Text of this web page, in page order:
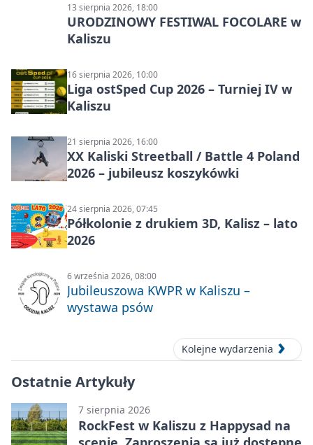
13 sierpnia 2026, 18:00
URODZINOWY FESTIWAL FOCOLARE w
Kaliszu
16 sierpnia 2026, 10:00
Liga ostSped Cup 2026 – Turniej IV w
Kaliszu
21 sierpnia 2026, 16:00
XX Kaliski Streetball / Battle 4 Poland
2026 – jubileusz koszykówki
24 sierpnia 2026, 07:45
Półkolonie z drukiem 3D, Kalisz – lato
2026
6 września 2026, 08:00
Jubileuszowa KWPR w Kaliszu –
wystawa psów
Kolejne wydarzenia
Ostatnie Artykuły
7 sierpnia 2026
RockFest w Kaliszu z Happysad na